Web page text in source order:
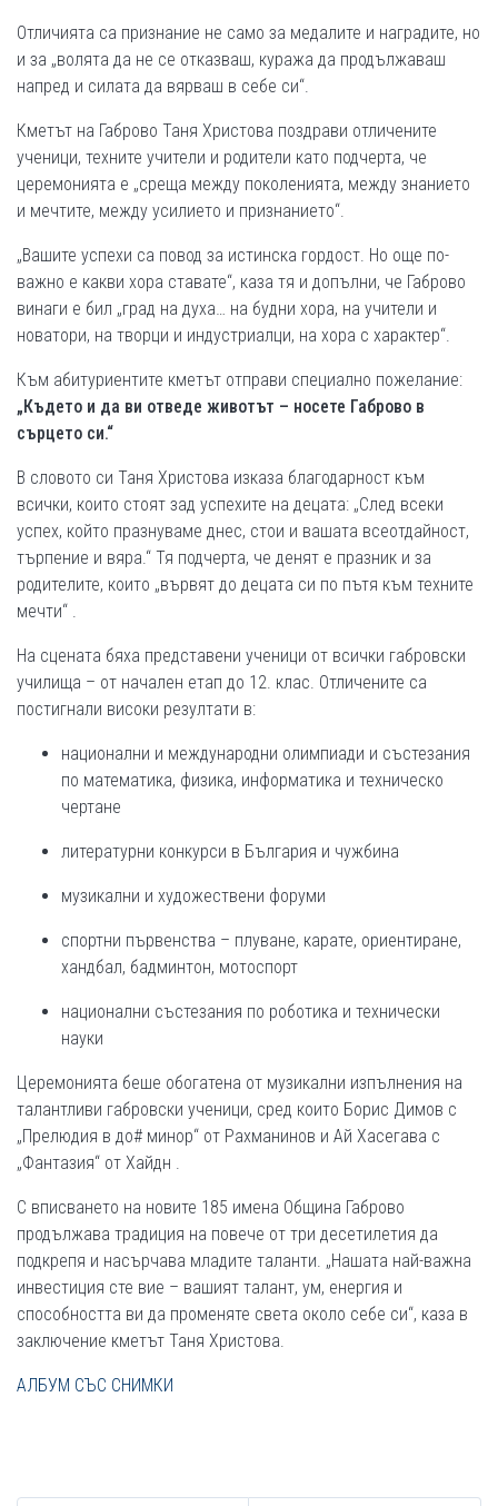
Отличията са признание не само за медалите и наградите, но
и за „волята да не се отказваш, куража да продължаваш
напред и силата да вярваш в себе си“.
Кметът на Габрово Таня Христова поздрави отличените
ученици, техните учители и родители като подчерта, че
церемонията е „среща между поколенията, между знанието
и мечтите, между усилието и признанието“.
„Вашите успехи са повод за истинска гордост. Но още по-
важно е какви хора ставате“, каза тя и допълни, че Габрово
винаги е бил „град на духа… на будни хора, на учители и
новатори, на творци и индустриалци, на хора с характер“.
Към абитуриентите кметът отправи специално пожелание:
„Където и да ви отведе животът – носете Габрово в
сърцето си.“
В словото си Таня Христова изказа благодарност към
всички, които стоят зад успехите на децата: „След всеки
успех, който празнуваме днес, стои и вашата всеотдайност,
търпение и вяра.“ Тя подчерта, че денят е празник и за
родителите, които „вървят до децата си по пътя към техните
мечти“ .
На сцената бяха представени ученици от всички габровски
училища – от начален етап до 12. клас. Отличените са
постигнали високи резултати в:
национални и международни олимпиади и състезания
по математика, физика, информатика и техническо
чертане
литературни конкурси в България и чужбина
музикални и художествени форуми
спортни първенства – плуване, карате, ориентиране,
хандбал, бадминтон, мотоспорт
национални състезания по роботика и технически
науки
Церемонията беше обогатена от музикални изпълнения на
талантливи габровски ученици, сред които Борис Димов с
„Прелюдия в до# минор“ от Рахманинов и Ай Хасегава с
„Фантазия“ от Хайдн .
С вписването на новите 185 имена Община Габрово
продължава традиция на повече от три десетилетия да
подкрепя и насърчава младите таланти. „Нашата най-важна
инвестиция сте вие – вашият талант, ум, енергия и
способността ви да променяте света около себе си“, каза в
заключение кметът Таня Христова.
АЛБУМ СЪС СНИМКИ